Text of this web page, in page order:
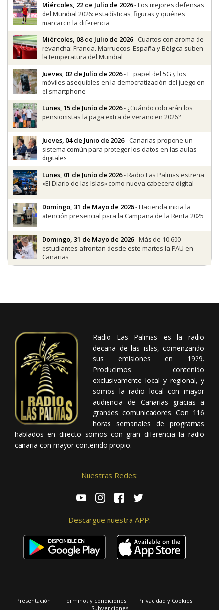
Miércoles, 22 de Julio de 2026- Los mejores defensas
del Mundial 2026: estadísticas, figuras y quiénes
marcaron la diferencia
Miércoles, 08 de Julio de 2026- Cuartos con aroma de
revancha: Francia, Marruecos, España y Bélgica suben
la temperatura del Mundial
Jueves, 02 de Julio de 2026- El papel del 5G y los
móviles asequibles en la democratización del juego en
el smartphone
Lunes, 15 de Junio de 2026- ¿Cuándo cobrarán los
pensionistas la paga extra de verano en 2026?
Jueves, 04 de Junio de 2026- Canarias propone un
sistema común para proteger los datos en las aulas
digitales
Lunes, 01 de Junio de 2026- Radio Las Palmas estrena
«El Diario de las Islas» como nueva cabecera digital
Domingo, 31 de Mayo de 2026- Hacienda inicia la
atención presencial para la Campaña de la Renta 2025
Domingo, 31 de Mayo de 2026- Más de 10.600
estudiantes afrontan desde este martes la PAU en
Canarias
Radio Las Palmas es la radio
decana de las islas, comenzando
sus emisiones en 1929.
Producimos contenido
exclusivamente local y regional, y
somos la radio local con mayor
audiencia de Canarias gracias a
grandes comunicadores. Con 116
horas semanales de programas
hablados en directo somos con gran diferencia la radio
canaria con mayor contenido propio.
Nuestras Redes:
Descargue nuestra APP:
Presentación | Términos y condiciones | Privacidad y Cookies |
Subvenciones